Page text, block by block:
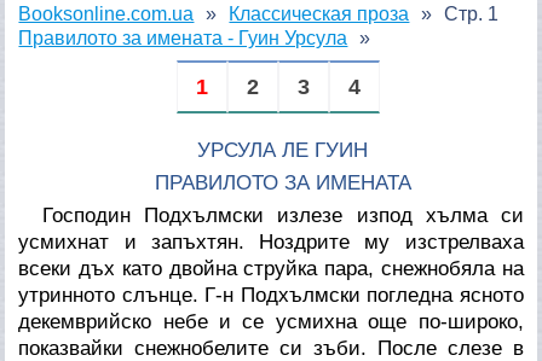
Booksonline.com.ua
Классическая проза
Правилото за имената - Гуин Урсула
Стр. 1
1 2 3 4
УРСУЛА ЛЕ ГУИН
ПРАВИЛОТО ЗА ИМЕНАТА
Господин Подхълмски излезе изпод хълма си
усмихнат и запъхтян. Ноздрите му изстрелваха
всеки дъх като двойна струйка пара, снежнобяла на
утринното слънце. Г-н Подхълмски погледна ясното
декемврийско небе и се усмихна още по-широко,
показвайки снежнобелите си зъби. После слезе в